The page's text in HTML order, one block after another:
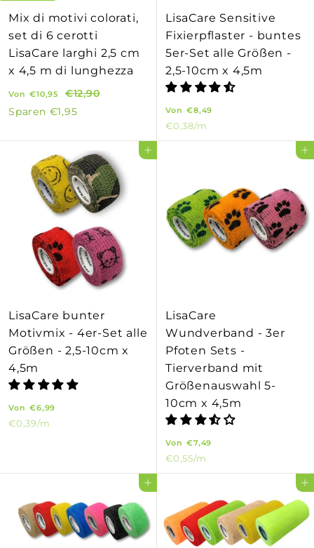
Mix di motivi colorati,
set di 6 cerotti
LisaCare larghi 2,5 cm
x 4,5 m di lunghezza
Von €10,95
V
o
€
1
0
,
9
5
N
o
m
a
l
e
r
P
r
e
i
€12,90€
,
9
0
Sparen €1,95
LisaCare Sensitive
Fixierpflaster - buntes
5er-Set alle Größen -
2,5-10cm x 4,5m
Von €8,49
8
,
4
9
€0,38/m
In den Einkaufswagen legen
LisaCare bunter
Motivmix - 4er-Set alle
Größen - 2,5-10cm x
4,5m
Von €6,99
,
9
€0,39/m
In den Einkaufswagen legen
LisaCare
Wundverband - 3er
Pfoten Sets -
Tierverband mit
Größenauswahl 5-
10cm x 4,5m
Von €7,49
€
7
,
€0,55/m
In den Einkaufswagen legen In den Einkaufswagen legen